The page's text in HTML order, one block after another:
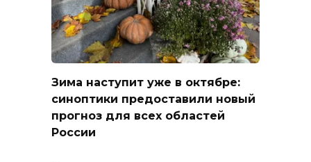
Зима наступит уже в октябре:
синоптики предоставили новый
прогноз для всех областей
России